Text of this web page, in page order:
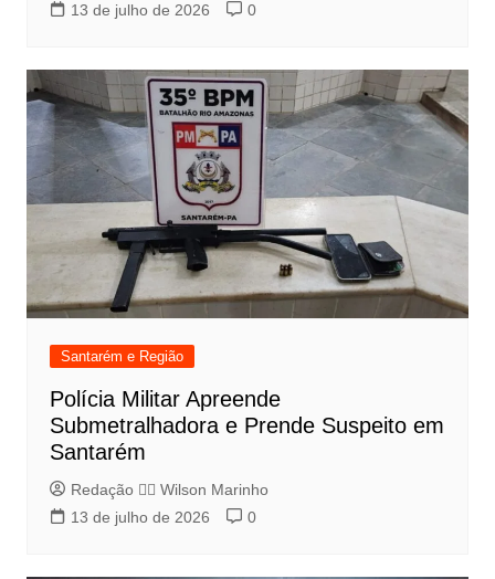
13 de julho de 2026
0
Santarém e Região
Polícia Militar Apreende
Submetralhadora e Prende Suspeito em
Santarém
Redação 👨‍⚖️​ Wilson Marinho
13 de julho de 2026
0